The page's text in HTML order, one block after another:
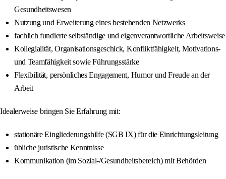
Gesundheitswesen
Nutzung und Erweiterung eines bestehenden Netzwerks
fachlich fundierte selbständige und eigenverantwortliche Arbeitsweise
Kollegialität, Organisationsgeschick, Konfliktfähigkeit, Motivations-
und Teamfähigkeit sowie Führungsstärke
Flexibilität, persönliches Engagement, Humor und Freude an der
Arbeit
Idealerweise bringen Sie Erfahrung mit:
stationäre Eingliederungshilfe (SGB IX) für die Einrichtungsleitung
übliche juristische Kenntnisse
Kommunikation (im Sozial-/Gesundheitsbereich) mit Behörden